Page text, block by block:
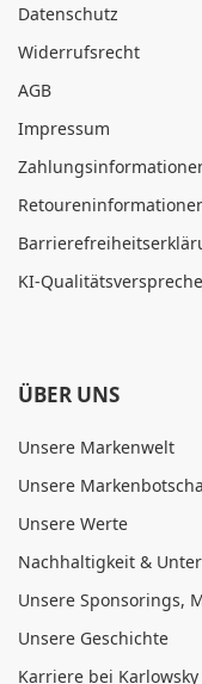
Datenschutz
Widerrufsrecht
AGB
Impressum
KI-
ÜBER UNS
Unsere Markenwelt
Unsere
Unsere Werte
Nachhaltigkeit &
Unsere Sponsorings,
Unsere Geschichte
Karriere bei Karlowsky